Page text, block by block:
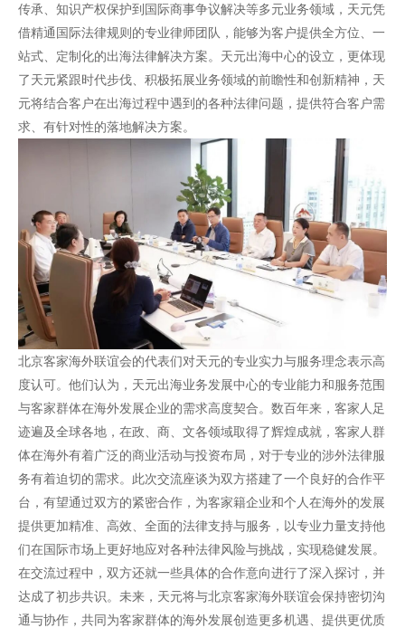
传承、知识产权保护到国际商事争议解决等多元业务领域，天元凭
借精通国际法律规则的专业律师团队，能够为客户提供全方位、一
站式、定制化的出海法律解决方案。天元出海中心的设立，更体现
了天元紧跟时代步伐、积极拓展业务领域的前瞻性和创新精神，天
元将结合客户在出海过程中遇到的各种法律问题，提供符合客户需
求、有针对性的落地解决方案。
北京客家海外联谊会的代表们对天元的专业实力与服务理念表示高
度认可。他们认为，天元出海业务发展中心的专业能力和服务范围
与客家群体在海外发展企业的需求高度契合。数百年来，客家人足
迹遍及全球各地，在政、商、文各领域取得了辉煌成就，客家人群
体在海外有着广泛的商业活动与投资布局，对于专业的涉外法律服
务有着迫切的需求。此次交流座谈为双方搭建了一个良好的合作平
台，有望通过双方的紧密合作，为客家籍企业和个人在海外的发展
提供更加精准、高效、全面的法律支持与服务，以专业力量支持他
们在国际市场上更好地应对各种法律风险与挑战，实现稳健发展。
在交流过程中，双方还就一些具体的合作意向进行了深入探讨，并
达成了初步共识。未来，天元将与北京客家海外联谊会保持密切沟
通与协作，共同为客家群体的海外发展创造更多机遇、提供更优质